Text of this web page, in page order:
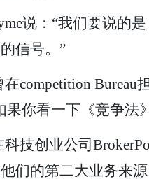
说：“我们要说的
信号。”
在competition
果你看一下《竞争法
科技创业公司
们的第二大业务来源